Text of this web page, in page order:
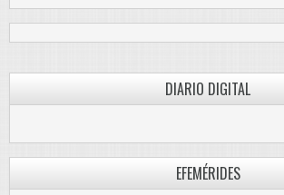
DIARIO DIGITAL
EFEMÉRIDES